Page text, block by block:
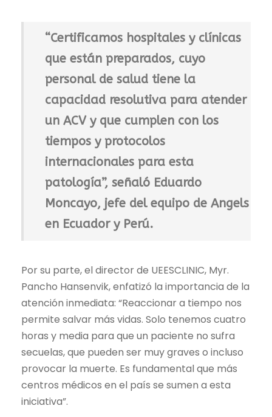
“Certificamos hospitales y clínicas
que están preparados, cuyo
personal de salud tiene la
capacidad resolutiva para atender
un ACV y que cumplen con los
tiempos y protocolos
internacionales para esta
patología”, señaló Eduardo
Moncayo, jefe del equipo de Angels
en Ecuador y Perú.
Por su parte, el director de UEESCLINIC, Myr.
Pancho Hansenvik, enfatizó la importancia de la
atención inmediata: “Reaccionar a tiempo nos
permite salvar más vidas. Solo tenemos cuatro
horas y media para que un paciente no sufra
secuelas, que pueden ser muy graves o incluso
provocar la muerte. Es fundamental que más
centros médicos en el país se sumen a esta
iniciativa”.